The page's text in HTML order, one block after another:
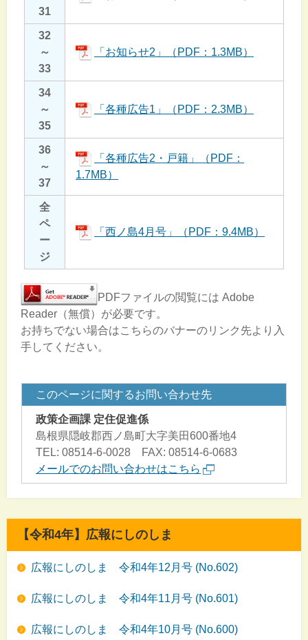
31
32
～
33
「お知らせ2」（PDF：1.3MB）
34
～
35
「各種広告1」（PDF：2.3MB）
36
～
37
「各種広告2・戸籍」（PDF：
1.7MB）
全
ペ
ー
ジ
「西ノ島4月号」（PDF：9.4MB）
PDFファイルの閲覧には Adobe
Reader（無償）が必要です。
お持ちでない場合はこちらのバナーのリンク先より入
手してください。
このページに関するお問い合わせ先
政策企画課 定住促進係
島根県隠岐郡西ノ島町大字美田600番地4
TEL: 08514-6-0028 FAX: 08514-6-0683
メールでのお問い合わせはこちら
【令和4年】広報にしのしま
広報にしのしま 令和4年12月号 (No.602)
広報にしのしま 令和4年11月号 (No.601)
広報にしのしま 令和4年10月号 (No.600)